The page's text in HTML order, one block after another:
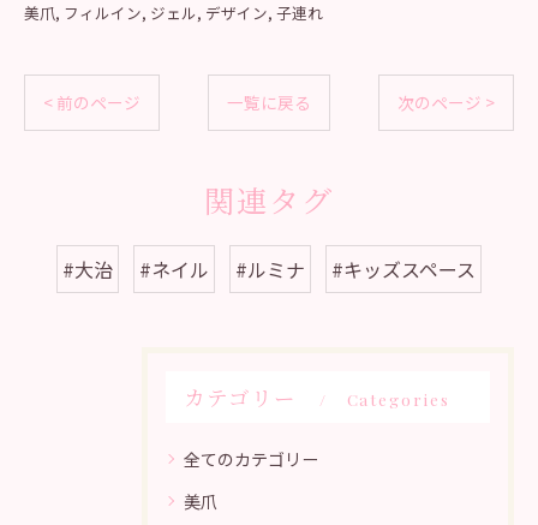
美爪 フィルイン ジェル デザイン 子連れ
< 前のページ 一覧に戻る 次のページ >
関連タグ
#大治 #ネイル #ルミナ #キッズスペース
カテゴリー Categories
全てのカテゴリー
美爪